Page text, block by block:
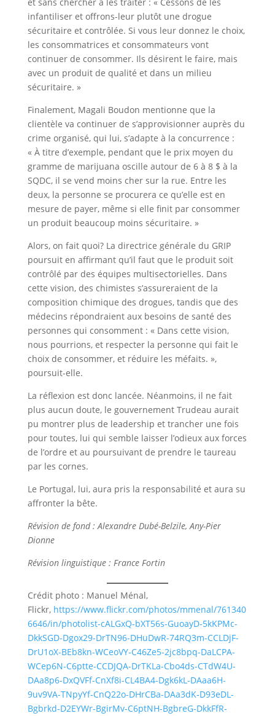
infantiliser et offrons-leur plutôt une drogue
sécuritaire et contrôlée. Si vous leur donnez le choix,
les consommatrices et consommateurs vont
continuer de consommer. Ils désirent le faire, mais
avec un produit de qualité et dans un milieu
sécuritaire. »
Finalement, Magali Boudon mentionne que la
clientèle va continuer de s’approvisionner auprès du
crime organisé, qui lui, s’adapte à la concurrence :
« À titre d’exemple, pendant que le prix moyen du
gramme de marijuana oscille autour de 6 à 8 $ à la
SQDC, il se vend moins cher sur la rue. Entre les
deux, la personne se procurera ce qu’elle est en
mesure de payer, même si elle finit par consommer
un produit beaucoup moins sécuritaire. »
Alors, on fait quoi? La directrice générale du GRIP
poursuit en affirmant qu’il faut que le produit soit
contrôlé par des équipes multisectorielles. Dans
cette vision, des chimistes s’assureraient de la
composition chimique des drogues, tandis que des
médecins répondraient aux besoins de santé des
personnes qui consomment : « Dans cette vision,
nous pourrions, et respecter la personne qui fait le
choix de consommer, et réduire les méfaits. »,
poursuit-elle.
La réflexion est donc lancée. Néanmoins, il ne fait
plus aucun doute, le gouvernement Trudeau aurait
pu montrer plus de leadership et trancher une fois
pour toutes, lui qui semble laisser l’odieux aux forces
de l’ordre et au poursuivant de prendre le taureau
par les cornes.
Le Portugal, lui, aura pris la responsabilité et aura su
affronter la bête.
Révision de fond : Alexandre Dubé-Belzile, Any-Pier
Dionne
Révision linguistique : France Fortin
Crédit photo : Manuel Ménal,
Flickr, https://www.flickr.com/photos/mmenal/761340
6646/in/photolist-cALGxQ-bXT56s-GuoayD-5kKPMc-
DkkSGD-Dgox29-DrTN96-DHuDwR-74RQ3m-CCLDjF-
DrU1oX-BEb8kn-WCeoVY-C46Ze5-2jc8bpq-DaLCPA-
WCep6N-C6ptte-CCDJQA-DrTKLa-Cbo4ds-CTdW4U-
DAa8p6-DxQVFf-CnXf8i-CL4BA4-Dgk6kL-DAaa6H-
9uv9VA-TNpyYf-CnQ22o-DHrCBa-DAa3dK-D93eDL-
Bgbrkd-D2EYWr-BgirMv-C6ptNH-BgbreG-DkkFfR-